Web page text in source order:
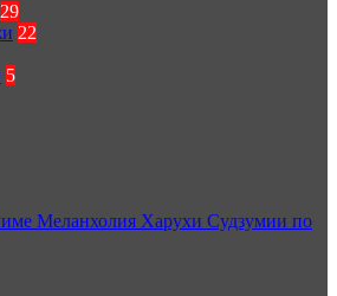
29
22
5
Меланхолия Харухи Судзумии по